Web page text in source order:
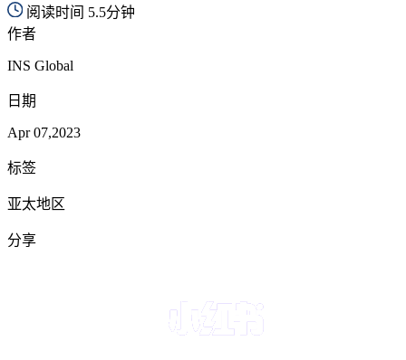
阅读时间 5.5分钟
作者
INS Global
日期
Apr 07,2023
标签
亚太地区
分享